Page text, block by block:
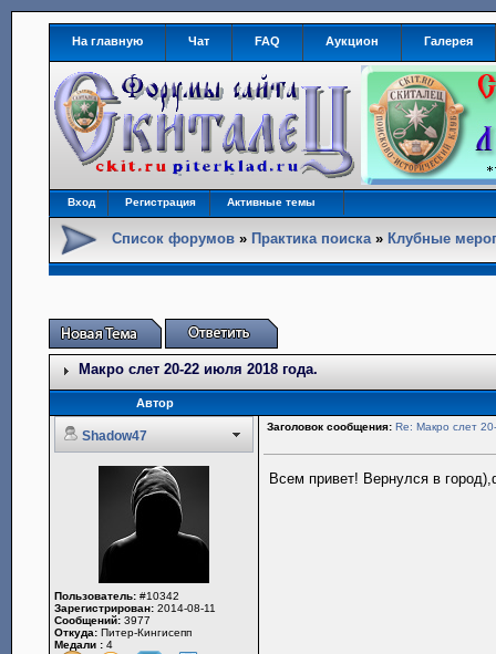
На главную Чат FAQ Аукцион Галерея
Вход Регистрация Активные темы
Список форумов » Практика поиска» Клубные
Макро слет 20-22 июля 2018 года.
Автор
Shadow47
Заголовок сообщения: Re: Макро слет
Пользователь: #10342
Зарегистрирован: 2014-08-11
Сообщений: 3977
Откуда: Питер-Кингисепп
Медали : 4
Всем привет! Вернулся в